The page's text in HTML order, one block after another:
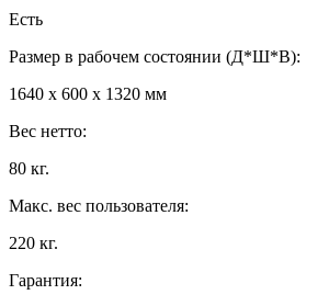
Есть
Размер в рабочем состоянии (Д*Ш*В):
1640 x 600 x 1320 мм
Вес нетто:
80 кг.
Макс. вес пользователя:
220 кг.
Гарантия: